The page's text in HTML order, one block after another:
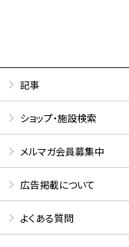
記事
ショップ・施設検索
メルマガ会員募集中
広告掲載について
よくある質問